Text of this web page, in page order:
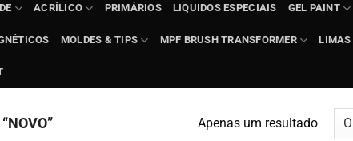
ACRÍLICO PRIMÁRIOS LIQUIDOS ESPECIAIS GEL PAINT
MOLDES & TIPS MPF BRUSH TRANSFORMER LIMAS
Apenas um resultado